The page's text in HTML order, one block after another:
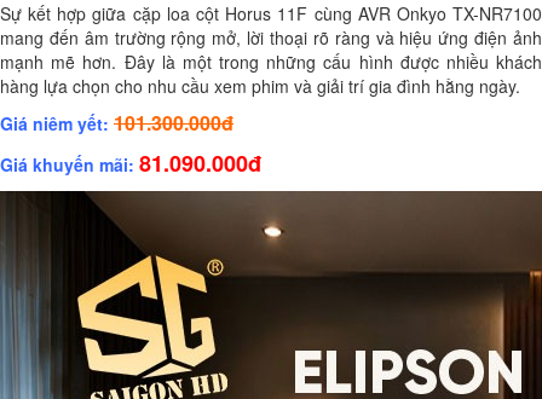
Sự kết hợp giữa cặp loa cột Horus 11F cùng AVR Onkyo TX-NR7100
mang đến âm trường rộng mở, lời thoại rõ ràng và hiệu ứng điện ảnh
mạnh mẽ hơn. Đây là một trong những cấu hình được nhiều khách
hàng lựa chọn cho nhu cầu xem phim và giải trí gia đình hằng ngày.
Giá niêm yết: 101.300.000đ
Giá khuyến mãi: 81.090.000đ